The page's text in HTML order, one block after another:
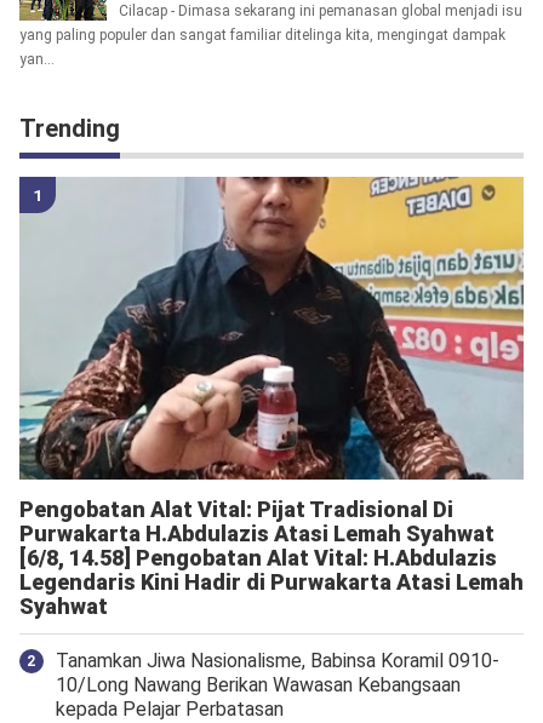
Cilacap - Dimasa sekarang ini pemanasan global menjadi isu
yang paling populer dan sangat familiar ditelinga kita, mengingat dampak
yan...
Trending
Pengobatan Alat Vital: Pijat Tradisional Di
Purwakarta H.Abdulazis Atasi Lemah Syahwat
[6/8, 14.58] Pengobatan Alat Vital: H.Abdulazis
Legendaris Kini Hadir di Purwakarta Atasi Lemah
Syahwat
Tanamkan Jiwa Nasionalisme, Babinsa Koramil 0910-
10/Long Nawang Berikan Wawasan Kebangsaan
kepada Pelajar Perbatasan